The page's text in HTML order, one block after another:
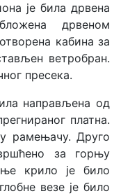
је била дрвена
дрвеном
кабина за
ветробран.
пресека.
направљена од
платна.
рамењачу. Друго
за горњу
крило је било
везе је било